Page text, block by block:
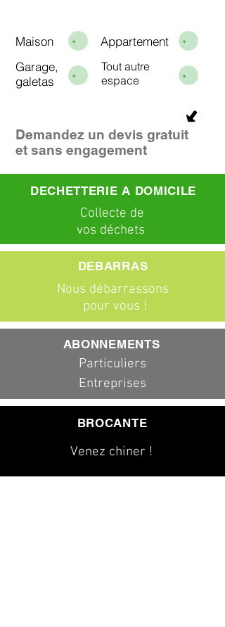
Maison
Appartement
Garage,
galetas
Tout autre
espace
Demandez un devis gratuit
et sans engagement
DECHETTERIE A DOMICILE
Collecte de
vos déchets
Nous débarrassons
pour vous !
DEBARRAS
ABONNEMENTS
Particuliers
Entreprises
BROCANTE
Venez chiner !